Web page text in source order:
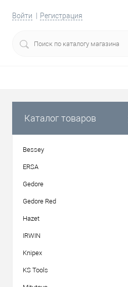
Войти Регистрация
Каталог товаров
Bessey
ERSA
Gedore
Gedore Red
Hazet
IRWIN
Knipex
KS Tools